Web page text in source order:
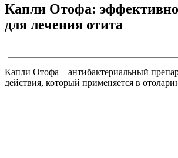
Капли Отофа:
для лечения отита
Капли Отофа – антибактериальный
действия, который применяется в